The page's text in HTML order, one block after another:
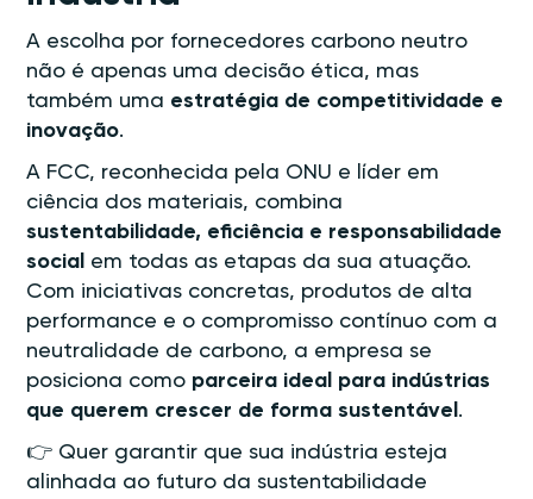
A escolha por fornecedores carbono neutro
não é apenas uma decisão ética, mas
também uma estratégia de competitividade e
inovação.
A FCC, reconhecida pela ONU e líder em
ciência dos materiais, combina
sustentabilidade, eficiência e responsabilidade
social em todas as etapas da sua atuação.
Com iniciativas concretas, produtos de alta
performance e o compromisso contínuo com a
neutralidade de carbono, a empresa se
posiciona como parceira ideal para indústrias
que querem crescer de forma sustentável .
👉 Quer garantir que sua indústria esteja
alinhada ao futuro da sustentabilidade